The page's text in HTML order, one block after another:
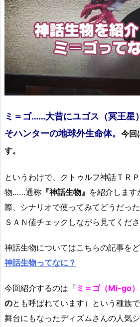
ミ＝ゴ……大昔にユゴス（冥王星
そハンターの地球外生命体。 今回
す。
というわけで、クトゥルフ神話ＴＲ
物……通称 『神話生物』 を紹介しま
際、シナリオで使ってみてどうだった
ＳＡＮ値チェックしながら見てくださ
神話生物についてはこちらの記事を
神話生物ってなに？
今回紹介するのは『 ミ＝ゴ（Mi-go）
のとも呼ばれています）という種族で
舞台にもなったディズムさんの人気